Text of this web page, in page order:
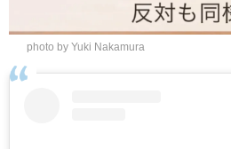
photo by Yuki Nakamura